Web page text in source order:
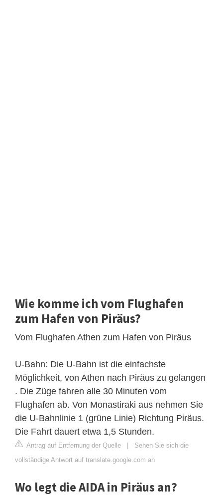
Wie komme ich vom Flughafen
zum Hafen von Piräus?
Vom Flughafen Athen zum Hafen von Piräus
U-Bahn: Die U-Bahn ist die einfachste
Möglichkeit, von Athen nach Piräus zu gelangen
. Die Züge fahren alle 30 Minuten vom
Flughafen ab. Von Monastiraki aus nehmen Sie
die U-Bahnlinie 1 (grüne Linie) Richtung Piräus.
Die Fahrt dauert etwa 1,5 Stunden.
Antrag auf Entfernung der Quelle | Sehen Sie sich die
vollständige Antwort auf translate.google.com an
Wo legt die AIDA in Piräus an?